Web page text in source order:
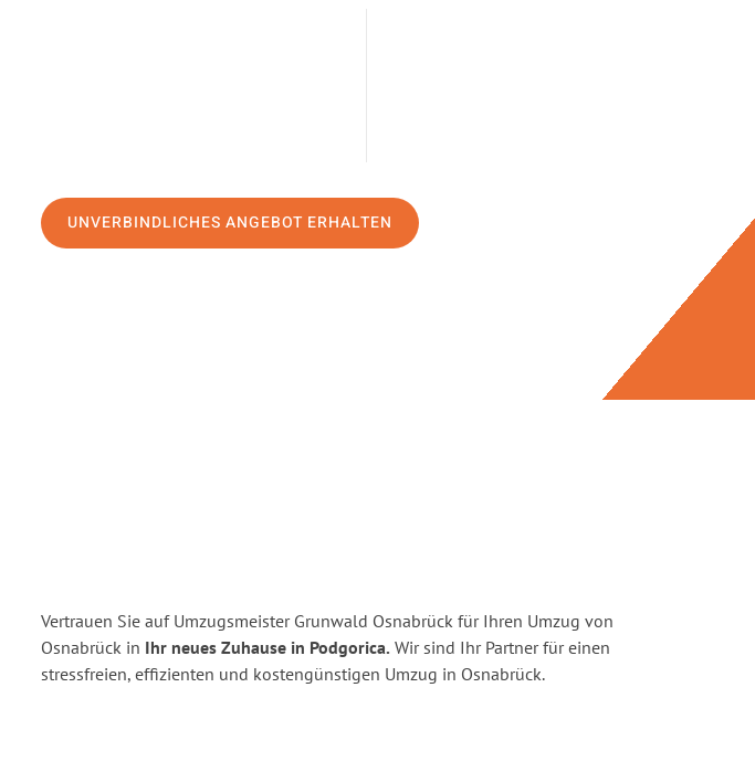
UNVERBINDLICHES ANGEBOT ERHALTEN
Vertrauen Sie auf Umzugsmeister Grunwald Osnabrück für Ihren Umzug von
Osnabrück in Ihr neues Zuhause in Podgorica. Wir sind Ihr Partner für einen
stressfreien, effizienten und kostengünstigen Umzug in Osnabrück.